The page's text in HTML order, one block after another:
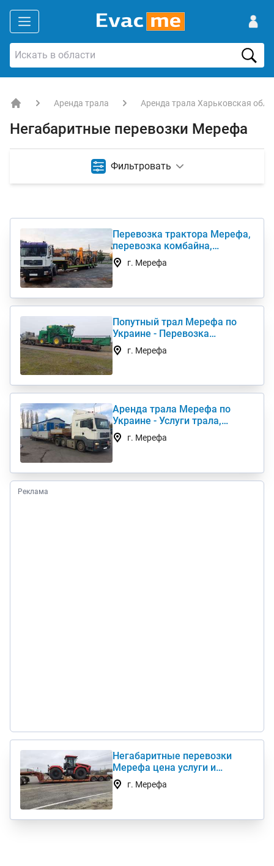
Аренда трала Аренда трала Харьковская
Негабаритные перевозки Мерефа
Фильтровать
Перевозка трактора Мерефа,
перевозка комбайна,
перевезти негабарит
г. Мерефа
Попутный трал Мерефа по
Украине - Перевозка
негабаритных грузов
г. Мерефа
Аренда трала Мерефа по
Украине - Услуги трала,
низкорамный трал
г. Мерефа
Реклама
Негабаритные перевозки
Мерефа цена услуги и
стоимость 1 км недорого
г. Мерефа